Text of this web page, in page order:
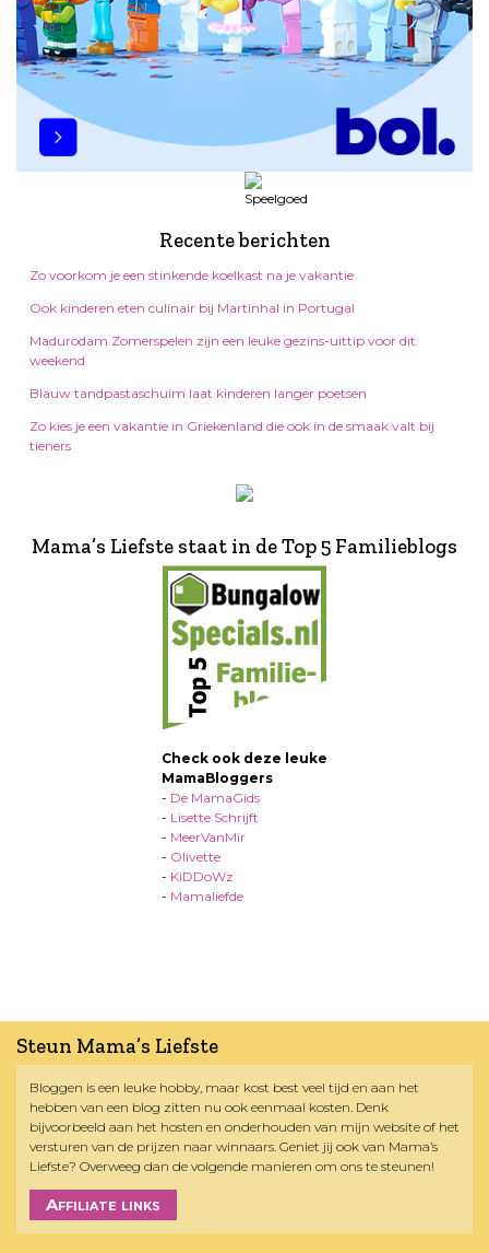
Recente berichten
Zo voorkom je een stinkende koelkast na je vakantie
Ook kinderen eten culinair bij Martinhal in Portugal
Madurodam Zomerspelen zijn een leuke gezins-uittip voor dit
weekend
Blauw tandpastaschuim laat kinderen langer poetsen
Zo kies je een vakantie in Griekenland die ook in de smaak valt bij
tieners
Mama’s Liefste staat in de Top 5 Familieblogs
Check ook deze leuke
MamaBloggers
- De MamaGids
- Lisette Schrijft
- MeerVanMir
- Olivette
- KiDDoWz
- Mamaliefde
Steun Mama’s Liefste
Bloggen is een leuke hobby, maar kost best veel tijd en aan het
hebben van een blog zitten nu ook eenmaal kosten. Denk
bijvoorbeeld aan het hosten en onderhouden van mijn website of het
versturen van de prijzen naar winnaars. Geniet jij ook van Mama’s
Liefste? Overweeg dan de volgende manieren om ons te steunen!
Affiliate links